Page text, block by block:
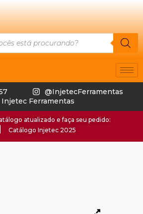
@InjetecFerramentas
Injetec Ferramentas
atualizado e faça seu pedido:
Catálogo Injetec 2025